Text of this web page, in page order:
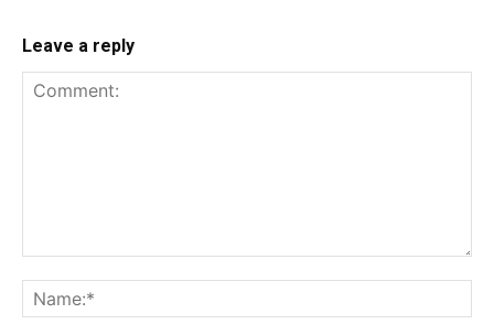
Leave a reply